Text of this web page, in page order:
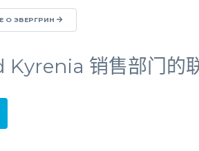
О ЭВЕРГРИН
Kyrenia 销售部门的